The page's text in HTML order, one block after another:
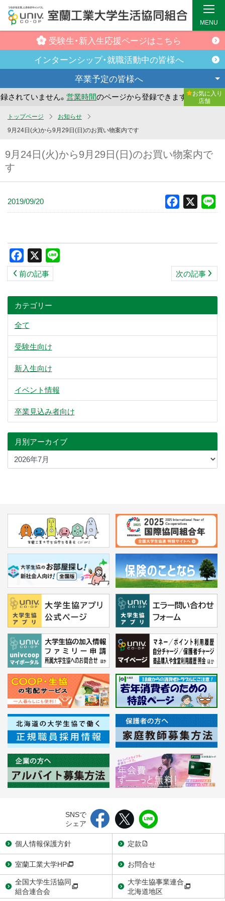
コ
ン
テ
受験生・新入生応援ページはこちら
インターンシップ・就職活動中の皆様へ
卒業予定の皆様へ
れていません。営業時間のページから登録できます。 ま
お気に入り
店舗
MENU
トップページ
お知らせ
9月24日(火)から9月29日(日)のお買い物案内です
9月24日(火)から9月29日(日)のお買い物案内で
す
2019/09/20 Facebook
Facebook
前の記事 次の記事
カテゴリー
全て
受験生向け
新入生向け
イベント情報
卒業見込み者向け
月別アーカイブ
SNSで
シェア
個人情報保護方針
定款
室蘭工業大学HP
お問合せ
全国大学生活協同
組合連合会
大学生協事業連合
北海道地区